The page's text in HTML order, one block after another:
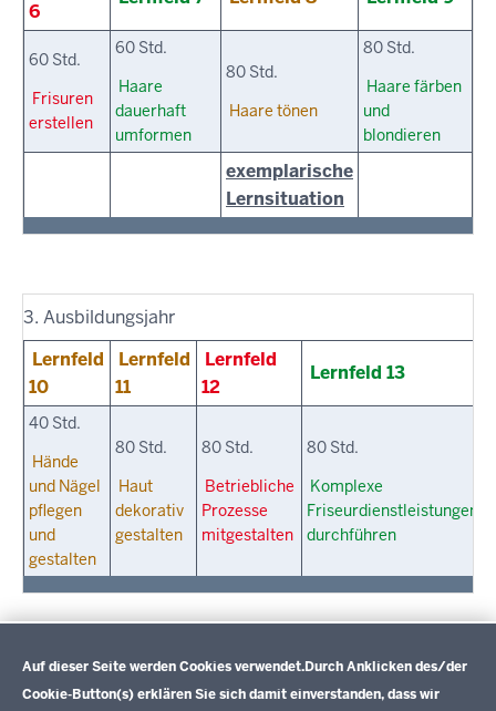
Auf dieser Seite werden Cookies verwendet.Durch Anklicken des/der
Cookie-Button(s) erklären Sie sich damit einverstanden, dass wir
6
60 Std.
Frisuren
erstellen
60 Std.
Haare
dauerhaft
umformen
80 Std.
Haare tönen
80 Std.
Haare färben
und
blondieren
exemplarische
Lernsituation
3. Ausbildungsjahr
Lernfeld
10
Lernfeld
11
Lernfeld
12
Lernfeld 13
40 Std.
Hände
und Nägel
pflegen
und
gestalten
80 Std.
Haut
dekorativ
gestalten
80 Std.
Betriebliche
Prozesse
mitgestalten
80 Std.
Komplexe
Friseurdienstleistungen
durchführen
*farbliche Zuordnung:Pflege und Gestaltung ,Farb- und
Formveränderung,Salon- und Kundenmanagement